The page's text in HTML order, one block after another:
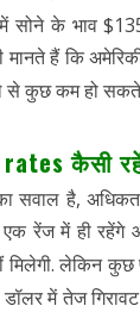
सोने के भाव
हैं कि
से कुछ कम हो
कैसी
सवाल है,
एक रेंज में ही
मिलेगी. लेकिन कुछ
डॉलर में तेज